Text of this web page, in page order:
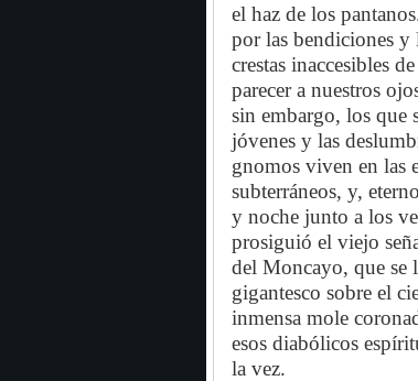
el haz de los
por las bendiciones y
crestas inaccesibles
parecer a nuestros
sin embargo, los que
jóvenes y las
gnomos viven en las
subterráneos, y,
y noche junto a los
prosiguió el viejo
del Moncayo, que se
gigantesco sobre el
inmensa mole
esos diabólicos
la vez.